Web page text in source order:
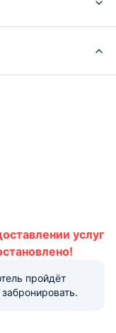
до 5 кг.
МИР
услуг
пройдёт